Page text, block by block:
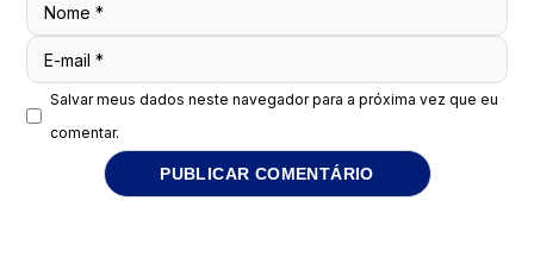
Nome*
E-mail*
Salvar meus dados neste navegador para a próxima vez que eu
comentar.